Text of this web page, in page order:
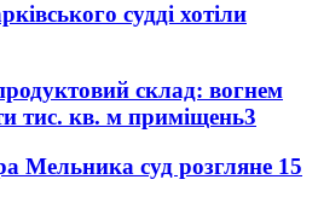
судді хотіли
склад: вогнем
тис. кв. м приміщень3
Мельника суд розгляне 15